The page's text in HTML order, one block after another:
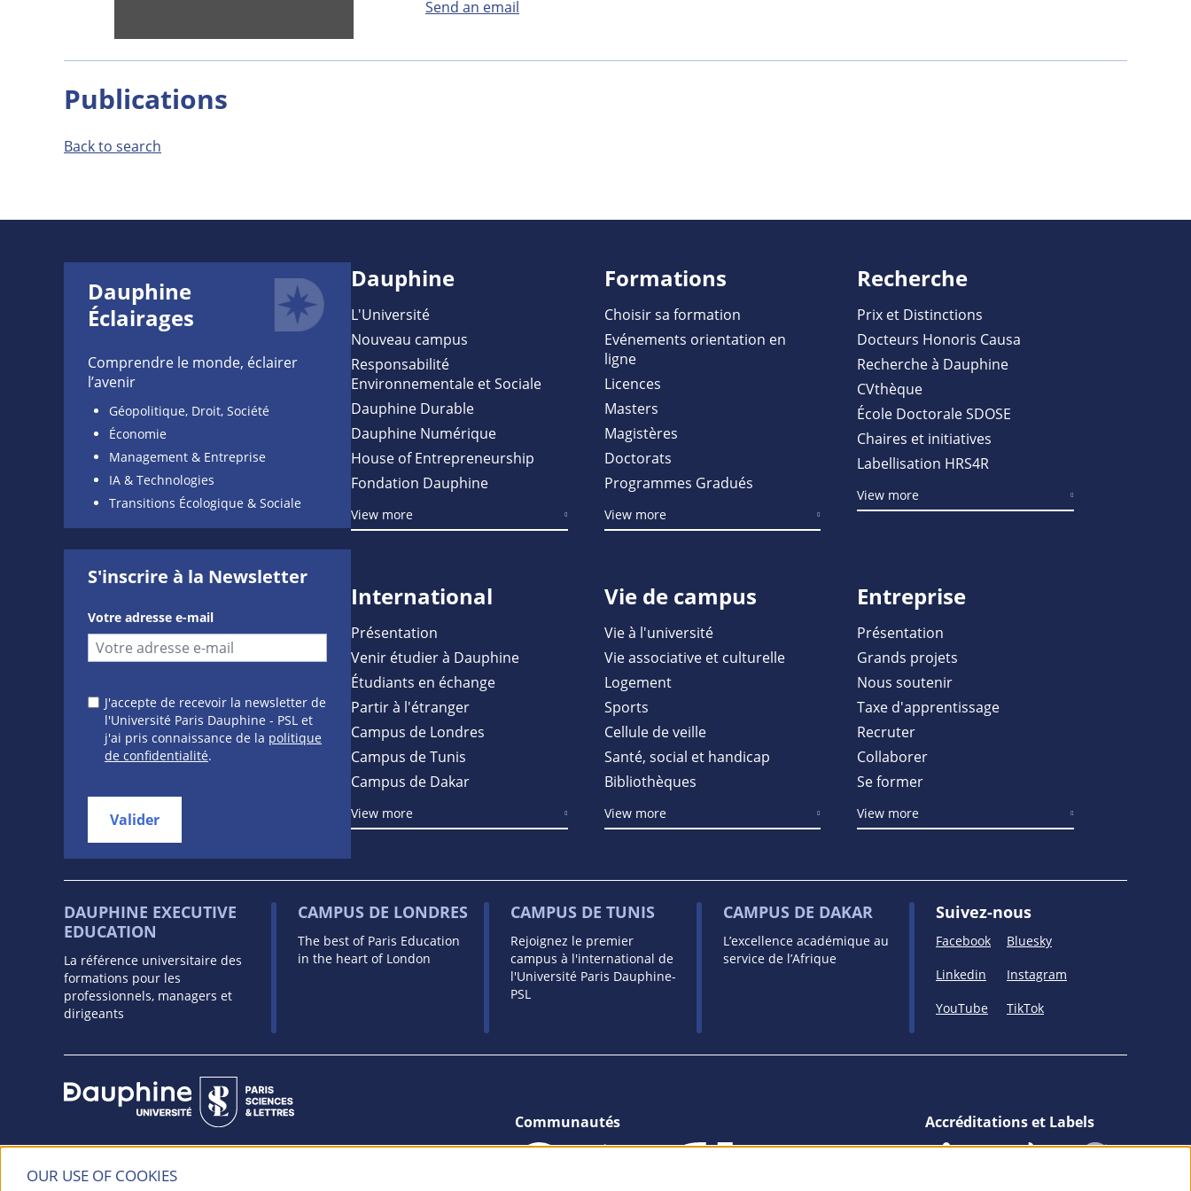
OUR USE OF COOKIES
Send an email
Publications
Back to search
Dauphine
Éclairages
Comprendre le monde, éclairer
l’avenir
Géopolitique, Droit, Société
Économie
Management & Entreprise
IA & Technologies
Transitions Écologique & Sociale
S'inscrire à la Newsletter
Votre adresse e-mail
J'accepte de recevoir la newsletter de
l'Université Paris Dauphine - PSL et
j'ai pris connaissance de la politique
de confidentialité.
Valider
Dauphine
L'Université
Nouveau campus
Responsabilité
Environnementale et Sociale
Dauphine Durable
Dauphine Numérique
House of Entrepreneurship
Fondation Dauphine
View more
Formations
Choisir sa formation
Evénements orientation en
ligne
Licences
Masters
Magistères
Doctorats
Programmes Gradués
View more
Recherche
Prix et Distinctions
Docteurs Honoris Causa
Recherche à Dauphine
CVthèque
École Doctorale SDOSE
Chaires et initiatives
Labellisation HRS4R
View more
International
Présentation
Venir étudier à Dauphine
Étudiants en échange
Partir à l'étranger
Campus de Londres
Campus de Tunis
Campus de Dakar
View more
Vie de campus
Vie à l'université
Vie associative et culturelle
Logement
Sports
Cellule de veille
Santé, social et handicap
Bibliothèques
View more
Entreprise
Présentation
Grands projets
Nous soutenir
Taxe d'apprentissage
Recruter
Collaborer
Se former
View more
DAUPHINE EXECUTIVE
EDUCATION
La référence universitaire des
formations pour les
professionnels, managers et
dirigeants
CAMPUS DE LONDRES
The best of Paris Education
in the heart of London
CAMPUS DE TUNIS
Rejoignez le premier
campus à l'international de
l'Université Paris Dauphine-
PSL
CAMPUS DE DAKAR
L’excellence académique au
service de l’Afrique
Suivez-nous
Facebook
Bluesky
Linkedin
Instagram
YouTube
TikTok
Place du Maréchal de Lattre de Tassigny
Communautés Accréditations et Labels